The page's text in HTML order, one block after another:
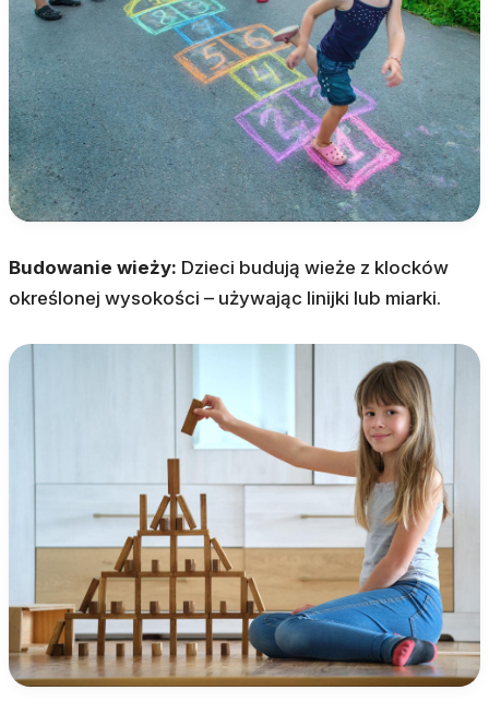
Budowanie wieży: Dzieci budują wieże z klocków
określonej wysokości – używając linijki lub miarki.